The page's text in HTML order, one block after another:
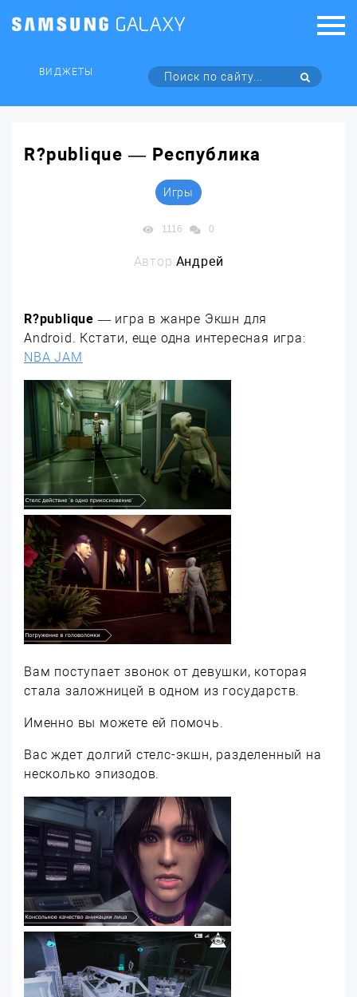
ВИДЖЕТЫ
R?publique — Республика
Игры
1116 0
Автор:Андрей
R?publique — игра в жанре Экшн для
Android. Кстати, еще одна интересная игра:
NBA JAM
Вам поступает звонок от девушки, которая
стала заложницей в одном из государств.
Именно вы можете ей помочь.
Вас ждет долгий стелс-экшн, разделенный на
несколько эпизодов.